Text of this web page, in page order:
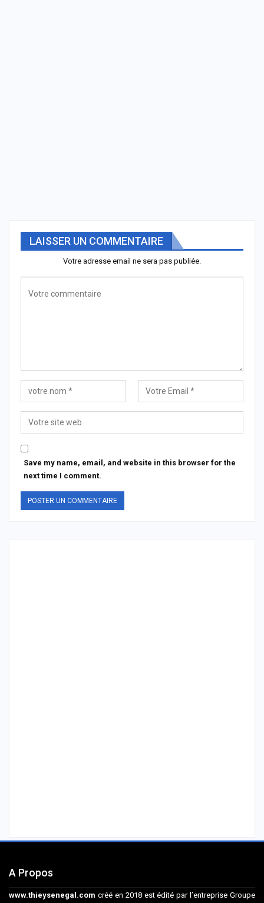
LAISSER UN COMMENTAIRE
Votre adresse email ne sera pas publiée.
Save my name, email, and website in this browser for the
next time I comment.
A Propos
www.thieysenegal.com créé en 2018 est édité par l’entreprise Groupe